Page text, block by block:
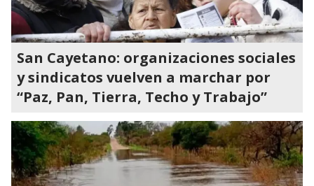
San Cayetano: organizaciones sociales
y sindicatos vuelven a marchar por
“Paz, Pan, Tierra, Techo y Trabajo”